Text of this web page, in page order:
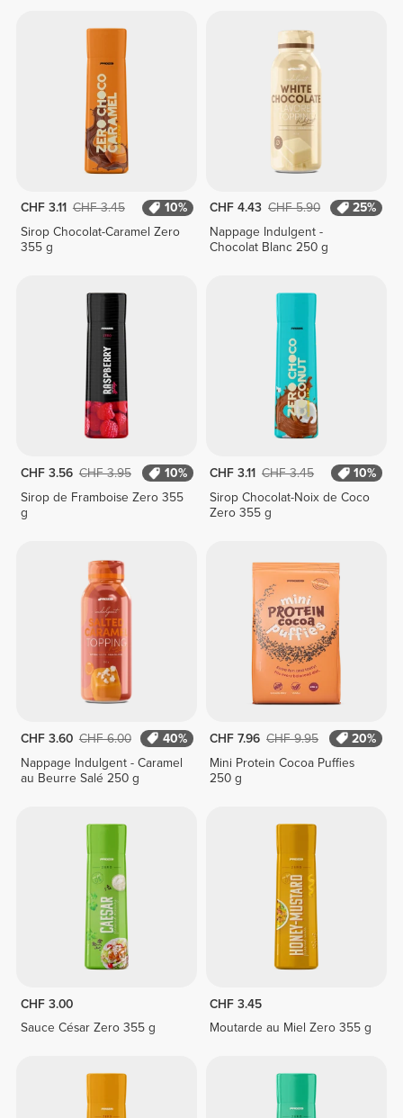
CHF 3.11 CHF 3.45
10%
Sirop Chocolat-Caramel Zero
355 g
CHF 4.43 CHF 5.90
25%
Nappage Indulgent -
Chocolat Blanc 250 g
CHF 3.56 CHF 3.95
10%
Sirop de Framboise Zero 355
g
CHF 3.11 CHF 3.45
10%
Sirop Chocolat-Noix de Coco
Zero 355 g
CHF 3.60 CHF 6.00
40%
Nappage Indulgent - Caramel
au Beurre Salé 250 g
CHF 7.96 CHF 9.95
20%
Mini Protein Cocoa Puffies
250 g
CHF 3.00
Sauce César Zero 355 g
CHF 3.45
Moutarde au Miel Zero 355 g